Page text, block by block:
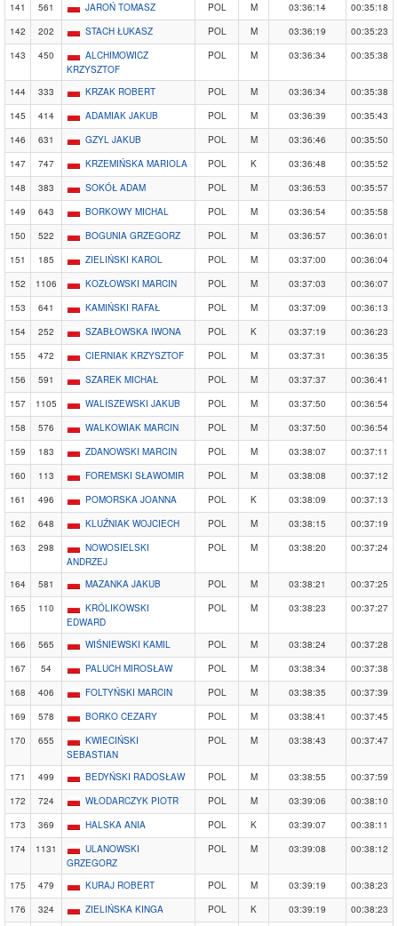
141
561 JAROŃ TOMASZ POL M 03:36:14
00:35:18
142
202 STACH ŁUKASZ POL M 03:36:19
00:35:23
143
450
ALCHIMOWICZ
KRZYSZTOF
POL M 03:36:34 00:35:38
144 333 KRZAK ROBERT POL M 03:36:34
00:35:38
145
414 ADAMIAK JAKUB POL M 03:36:39
00:35:43
146
631 GZYL JAKUB POL M 03:36:46
00:35:50
147
747 KRZEMIŃSKA MARIOLA POL K 03:36:48
00:35:52
148
383 SOKÓŁ ADAM POL M 03:36:53
00:35:57
149
643 BORKOWY MICHAL POL M 03:36:54
00:35:58
150
522 BOGUNIA GRZEGORZ POL M 03:36:57
00:36:01
151
185 ZIELIŃSKI KAROL POL M 03:37:00
00:36:04
152
1106 KOZŁOWSKI MARCIN POL M 03:37:03
00:36:07
153
641 KAMIŃSKI RAFAŁ POL M 03:37:09
00:36:13
154
252 SZABŁOWSKA IWONA POL K 03:37:19
00:36:23
155
472 CIERNIAK KRZYSZTOF POL M 03:37:31
00:36:35
156
591 SZAREK MICHAŁ POL M 03:37:37
00:36:41
157
1105 WALISZEWSKI JAKUB POL M 03:37:50
00:36:54
158
576 WALKOWIAK MARCIN POL M 03:37:50
00:36:54
159
183 ZDANOWSKI MARCIN POL M 03:38:07
00:37:11
160
113 FOREMSKI SŁAWOMIR POL M 03:38:08
00:37:12
161
496 POMORSKA JOANNA POL K 03:38:09
00:37:13
162
648 KLUŹNIAK WOJCIECH POL M 03:38:15
00:37:19
163
298
NOWOSIELSKI
ANDRZEJ
POL M 03:38:20 00:37:24
164 581 MAZANKA JAKUB POL M 03:38:21
00:37:25
165
110
KRÓLIKOWSKI
EDWARD
POL M 03:38:23 00:37:27
166 565 WIŚNIEWSKI KAMIL POL M 03:38:24
00:37:28
167
54 PALUCH MIROSŁAW POL M 03:38:34
00:37:38
168
406 FOLTYŃSKI MARCIN POL M 03:38:35
00:37:39
169
578 BORKO CEZARY POL M 03:38:41
00:37:45
170
655
KWIECIŃSKI
SEBASTIAN
POL M 03:38:43 00:37:47
171 499 BEDYŃSKI RADOSŁAW POL M 03:38:55
00:37:59
172
724 WŁODARCZYK PIOTR POL M 03:39:06
00:38:10
173
369 HALSKA ANIA POL K 03:39:07
00:38:11
174
1131
ULANOWSKI
GRZEGORZ
POL M 03:39:08 00:38:12
175 479 KURAJ ROBERT POL M 03:39:19
00:38:23
176
324 ZIELIŃSKA KINGA POL K 03:39:19
00:38:23